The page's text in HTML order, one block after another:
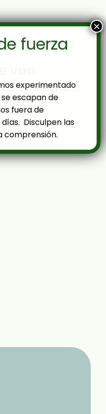
van
fuerza
experimentado
escapan de
fuera de
Disculpen las
comprensión.
×